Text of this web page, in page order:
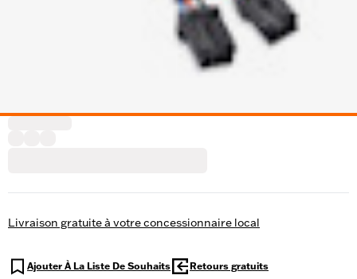
Livraison gratuite à votre concessionnaire local
Ajouter À La Liste De Souhaits Retours gratuits